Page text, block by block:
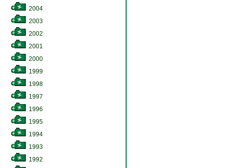
2004
2003
2002
2001
2000
1999
1998
1997
1996
1995
1994
1993
1992